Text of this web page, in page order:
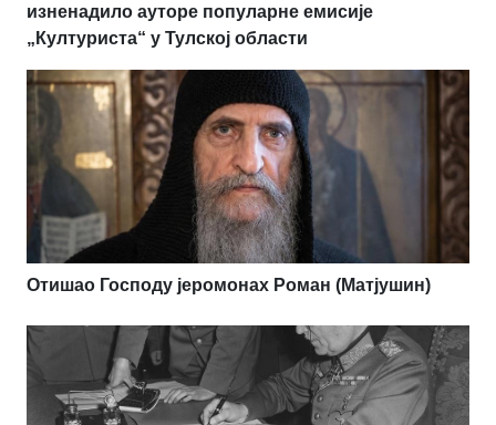
изненадило ауторе популарне емисије
„Културиста“ у Тулској области
Отишао Господу јеромонах Роман (Матјушин)